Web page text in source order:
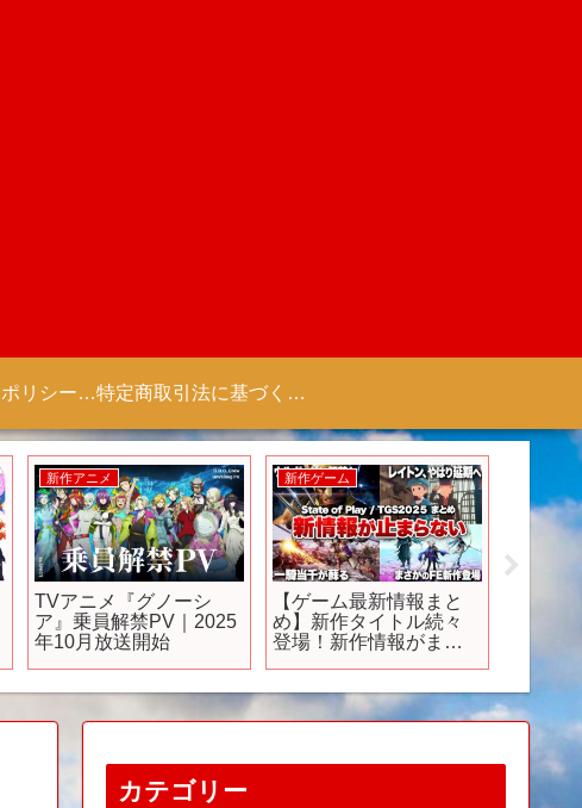
プライバシーポリシー 【Colorful Creation】 特定商取引法に基づく表記（商取引に関する開示）
新作アニメ
TVアニメ『グノーシ
ア』乗員解禁PV｜2025
年10月放送開始
新作ゲーム
【ゲーム最新情報まと
め】新作タイトル続々
登場！新作情報がまだ
TGS2025 まとめ】
量配信
カテゴリー